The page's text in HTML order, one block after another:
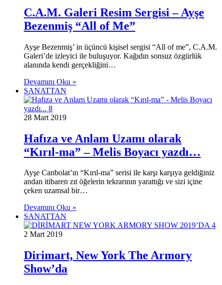
C.A.M. Galeri Resim Sergisi – Ayşe
Bezenmiş “All of Me”
Ayşe Bezenmiş’ in üçüncü kişisel sergisi “All of me”, C.A.M.
Galeri’de izleyici ile buluşuyor. Kağıdın sonsuz özgürlük
alanında kendi gerçekliğini…
Devamını Oku »
SANATTAN
28 Mart 2019
Hafıza ve Anlam Uzamı olarak
“Kırıl-ma” – Melis Boyacı yazdı…
Ayşe Canbolat’ın “Kırıl-ma” serisi ile karşı karşıya geldiğiniz
andan itibaren zıt öğelerin tekrarının yarattığı ve sizi içine
çeken uzamsal bir…
Devamını Oku »
SANATTAN
2 Mart 2019
Dirimart, New York The Armory
Show’da